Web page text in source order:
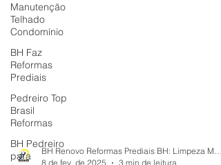
Manutenção
Telhado
Condomínio
BH Faz
Reformas
Prediais
Pedreiro Top
Brasil
Reformas
BH Pedreiro
para